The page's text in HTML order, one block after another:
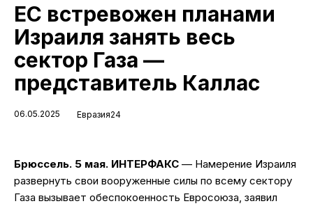
ЕС встревожен планами
Израиля занять весь
сектор Газа —
представитель Каллас
06.05.2025 Евразия24
Брюссель. 5 мая. ИНТЕРФАКС — Намерение Израиля
развернуть свои вооруженные силы по всему сектору
Газа вызывает обеспокоенность Евросоюза, заявил